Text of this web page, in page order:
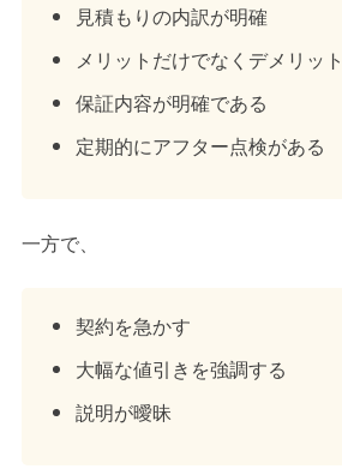
見積もりの内訳が明確
メリットだけでなくデメリッ
保証内容が明確である
定期的にアフター点検がある
一方で、
契約を急かす
大幅な値引きを強調する
説明が曖昧